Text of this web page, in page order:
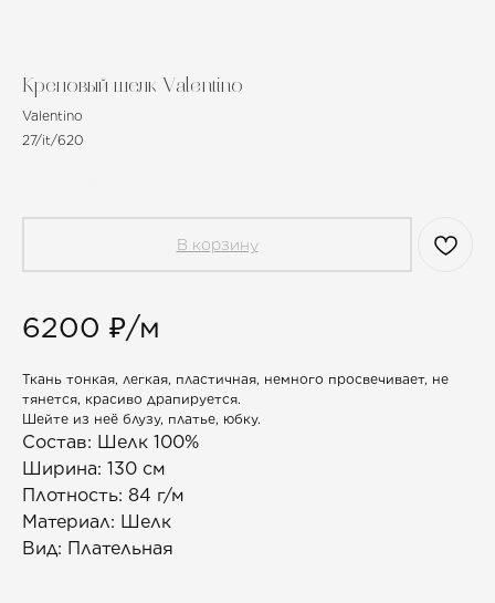
Креповый шелк Valentino
Valentino
27/it/620
В корзину
6200 ₽/м
Ткань тонкая, легкая, пластичная, немного просвечивает, не
тянется, красиво драпируется.
Шейте из неё блузу, платье, юбку.
Состав: Шелк 100%
Ширина: 130 см
Плотность: 84 г/м
Материал: Шелк
Вид: Плательная